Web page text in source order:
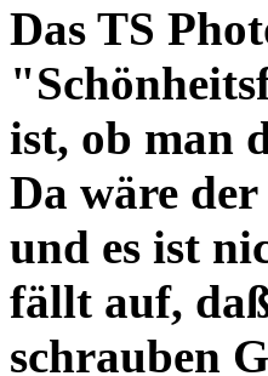
Das TS
ist, ob man
Da wäre
und es ist
fällt auf,
schrauben